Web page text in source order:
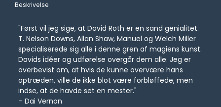
Beskrivelse
"Først vil jeg sige, at David Roth er en sand genialitet.
T. Nelson Downs, Allan Shaw, Manuel og Welch Miller
specialiserede sig alle i denne gren af magiens kunst.
Davids idéer og udførelse overgår dem alle. Jeg er
overbevist om, at hvis de kunne overvære hans
optræden, ville de ikke blot være forbløffede, men
indse, at de havde set en mester."
– Dai Vernon